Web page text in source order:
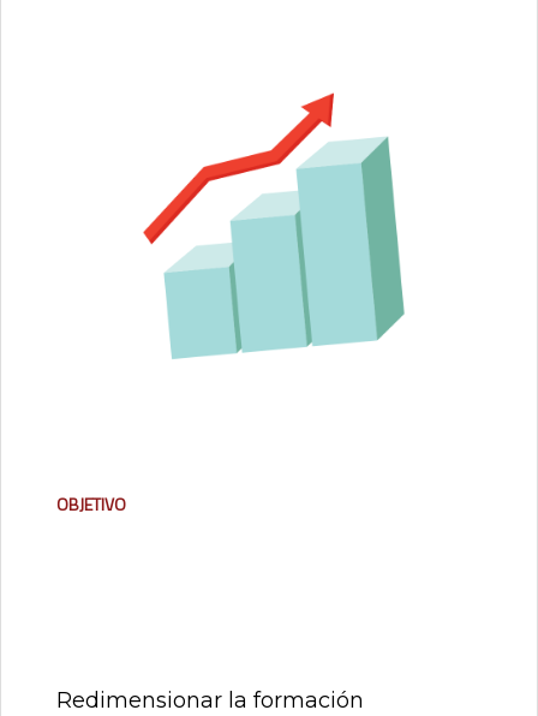
OBJETIVO
Redimensionar la formación